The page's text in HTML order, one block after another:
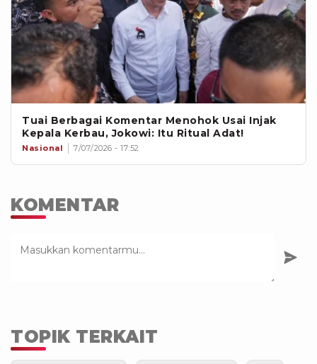
Tuai Berbagai Komentar Menohok Usai Injak
Kepala Kerbau, Jokowi: Itu Ritual Adat!
Nasional 7/07/2026 - 17:52
KOMENTAR
TOPIK TERKAIT